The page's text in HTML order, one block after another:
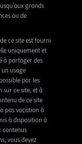
grands
ou de
ce site est fourni
uniquement et
à partager des
usage
par les
sur ce site, et à
de ce site
pas vocation à
à disposition à
contenus
vous devez